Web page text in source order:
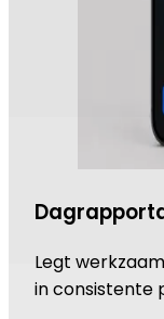
Legt
in consistente